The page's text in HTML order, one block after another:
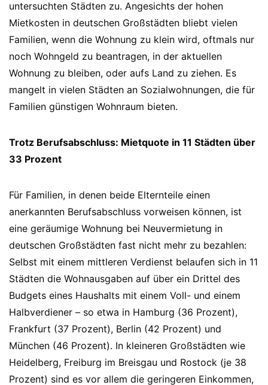
untersuchten Städten zu. Angesichts der hohen
Mietkosten in deutschen Großstädten bliebt vielen
Familien, wenn die Wohnung zu klein wird, oftmals nur
noch Wohngeld zu beantragen, in der aktuellen
Wohnung zu bleiben, oder aufs Land zu ziehen. Es
mangelt in vielen Städten an Sozialwohnungen, die für
Familien günstigen Wohnraum bieten.
Trotz Berufsabschluss: Mietquote in 11 Städten über
33 Prozent
Für Familien, in denen beide Elternteile einen
anerkannten Berufsabschluss vorweisen können, ist
eine geräumige Wohnung bei Neuvermietung in
deutschen Großstädten fast nicht mehr zu bezahlen:
Selbst mit einem mittleren Verdienst belaufen sich in 11
Städten die Wohnausgaben auf über ein Drittel des
Budgets eines Haushalts mit einem Voll- und einem
Halbverdiener – so etwa in Hamburg (36 Prozent),
Frankfurt (37 Prozent), Berlin (42 Prozent) und
München (46 Prozent). In kleineren Großstädten wie
Heidelberg, Freiburg im Breisgau und Rostock (je 38
Prozent) sind es vor allem die geringeren Einkommen,